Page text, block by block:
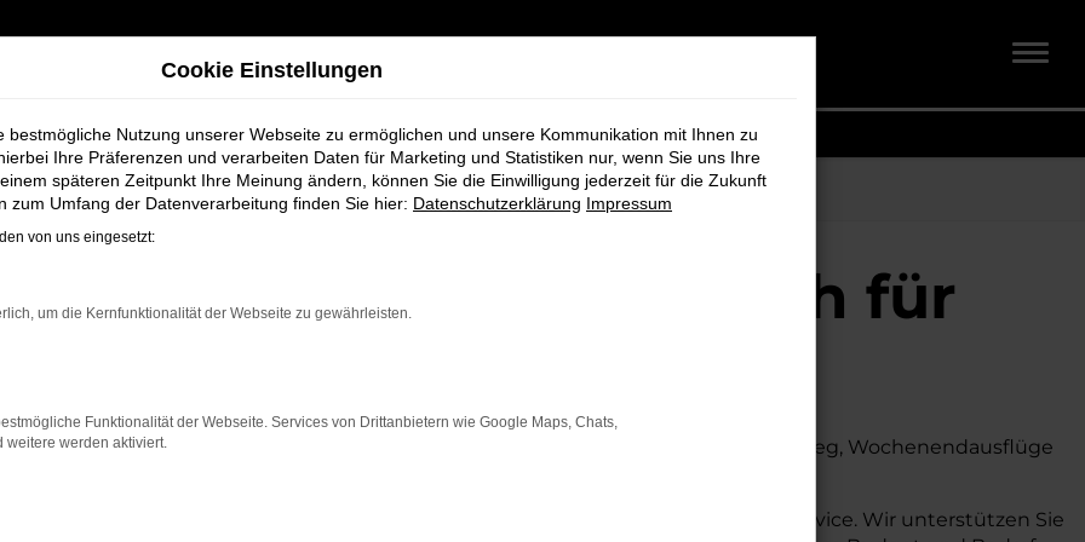
bei Schmidt + Koch für
ein zuverlässiges und modernes Fahrzeug suchen. Ob für den täglichen Arbeitsweg, Wochenendausflüge
und modernes Design, das sowohl in der Stadt als auch auf dem Land glänzt.
einer breiten Auswahl an VW Fahrzeugen auch umfassende Beratung und Service. Wir unterstützen Sie
Cookie Einstellungen
bestmögliche Nutzung unserer Webseite zu ermöglichen und unsere Kommunikation mit Ihnen zu
Ihre Präferenzen und verarbeiten Daten für Marketing und Statistiken nur, wenn Sie uns Ihre
späteren Zeitpunkt Ihre Meinung ändern, können Sie die Einwilligung jederzeit für die Zukunft
zum Umfang der Datenverarbeitung finden Sie hier: Datenschutzerklärung Impressum
von uns eingesetzt:
um die Kernfunktionalität der Webseite zu gewährleisten.
Funktionalität der Webseite. Services von Drittanbietern wie Google Maps, Chats,
weitere werden aktiviert.